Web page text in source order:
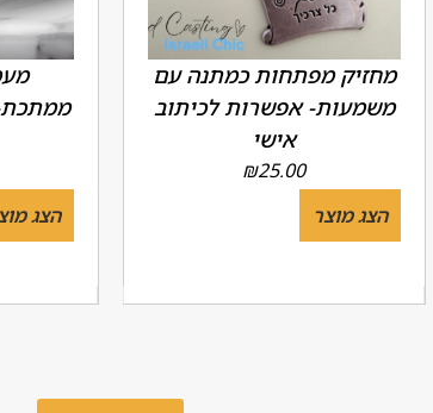
מחזיק מפתחות כמתנה עם
משמעות- אפשרות לכיתוב
אישי
₪25.00
הצג מוצר
הצג